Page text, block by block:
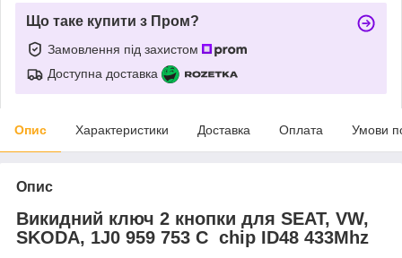
Що таке купити з Пром?
Замовлення під захистом
Доступна доставка
Опис Характеристики Доставка Оплата Умови
Опис
Викидний ключ 2 кнопки для SEAT, VW,
SKODA, 1J0 959 753 C chip ID48 433Mhz